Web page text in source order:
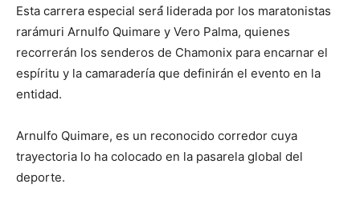
Esta carrera especial será́ liderada por los maratonistas
rarámuri Arnulfo Quimare y Vero Palma, quienes
recorrerán los senderos de Chamonix para encarnar el
espíritu y la camaradería que definirán el evento en la
entidad.
Arnulfo Quimare, es un reconocido corredor cuya
trayectoria lo ha colocado en la pasarela global del
deporte.